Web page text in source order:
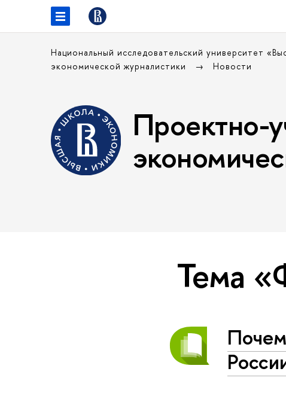
Национальный исследовательский университет
экономической журналистики
Новости
Проектно-
Тема